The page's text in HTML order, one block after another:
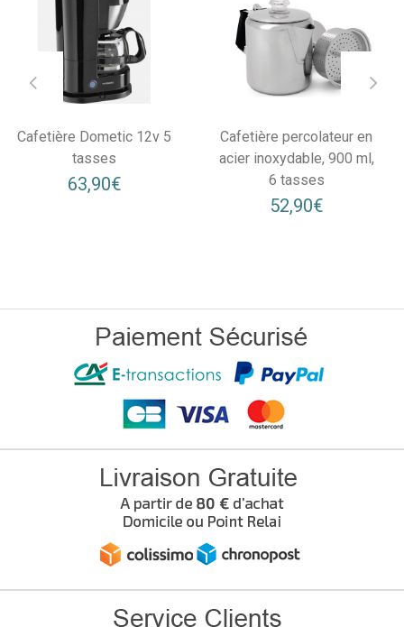
Cafetière Dometic 12v 5
tasses
63,90€
Cafetière percolateur en
acier inoxydable, 900 ml,
6 tasses
52,90€